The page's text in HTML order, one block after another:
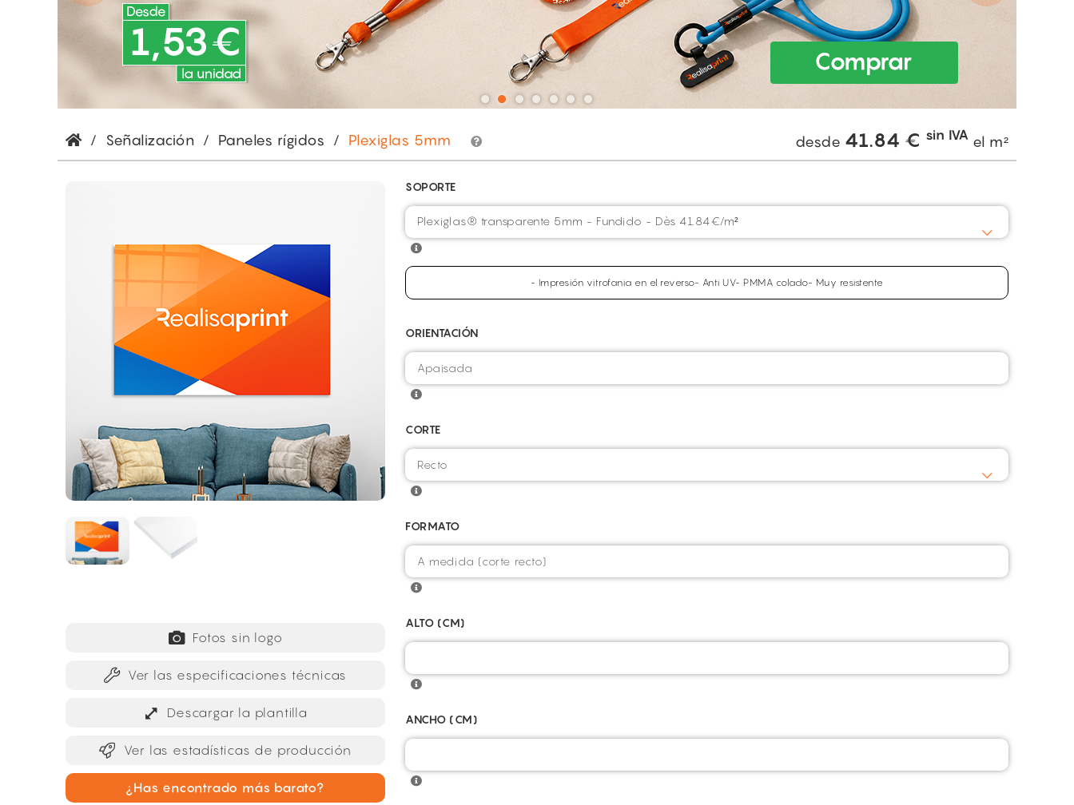
/ Señalización / Paneles rígidos / Plexiglas 5mm desde 41.84 € sin IVA el m²
Fotos sin logo
Ver las especificaciones técnicas
Descargar la plantilla
Ver las estadísticas de producción
¿Has encontrado más barato?
SOPORTE
Plexiglas® transparente 5mm - Fundido - Dès 41.84€/m²
- Impresión vitrofania en el reverso- Anti UV- PMMA colado- Muy resistente
ORIENTACIÓN
CORTE
FORMATO
ALTO (CM)
ANCHO (CM)